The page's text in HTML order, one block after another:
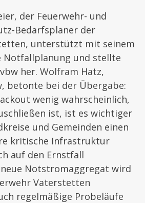
der Feuerwehr- und
Bedarfsplaner der
unterstützt mit seinem
Notfallplanung und stellte
her. Wolfram Hatz,
betonte bei der Übergabe:
wenig wahrscheinlich,
ist, ist es wichtiger
und Gemeinden einen
kritische Infrastruktur
auf den Ernstfall
Notstromaggregat wird
Vaterstetten
regelmäßige Probeläufe